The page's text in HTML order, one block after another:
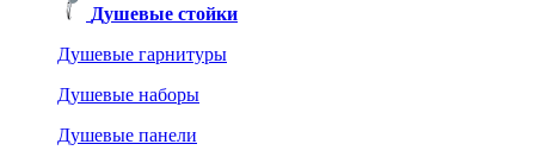
Душевые стойки
Душевые гарнитуры
Душевые наборы
Душевые панели